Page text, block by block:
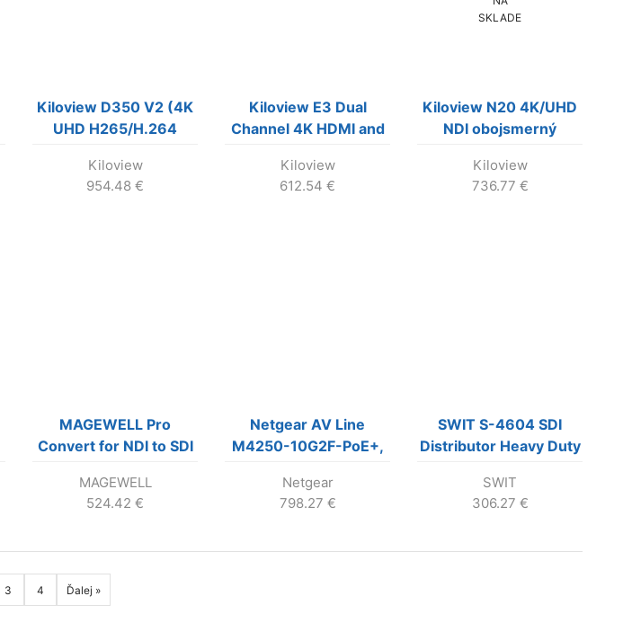
Kiloview D350 V2 (4K
UHD H265/H.264
Kiloview
954.48 €
Kiloview E3 Dual
Channel 4K HDMI and
Encoder.
Kiloview
612.54 €
SKLADE
Kiloview N20 4K/UHD
NDI obojsmerný
PTZ ………..VÝROBA
UKONČENÁ...
Kiloview
736.77 €
MAGEWELL Pro
Convert for NDI to SDI
MAGEWELL
524.42 €
Netgear AV Line
M4250-10G2F-PoE+,
2×1Gbit/2xSFP, PoE+
125W, L3
Netgear
798.27 €
SWIT S-4604 SDI
Distributor Heavy Duty
SWIT
306.27 €
3 4 Ďalej »